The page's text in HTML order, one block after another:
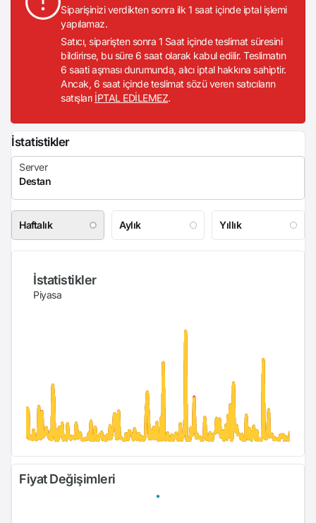
Siparişinizi verdikten sonra ilk 1 saat içinde iptal işlemi
yapılamaz.
Satıcı, siparişten sonra 1 Saat içinde teslimat süresini
bildirirse, bu süre 6 saat olarak kabul edilir. Teslimatın
6 saati aşması durumunda, alıcı iptal hakkına sahiptir.
Ancak, 6 saat içinde teslimat sözü veren satıcıların
satışları İPTAL EDİLEMEZ.
İstatistikler
Haftalık Aylık Yıllık
İstatistikler
Piyasa
Fiyat Değişimleri